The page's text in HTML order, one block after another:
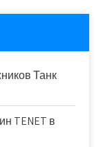
Танк
TENET в